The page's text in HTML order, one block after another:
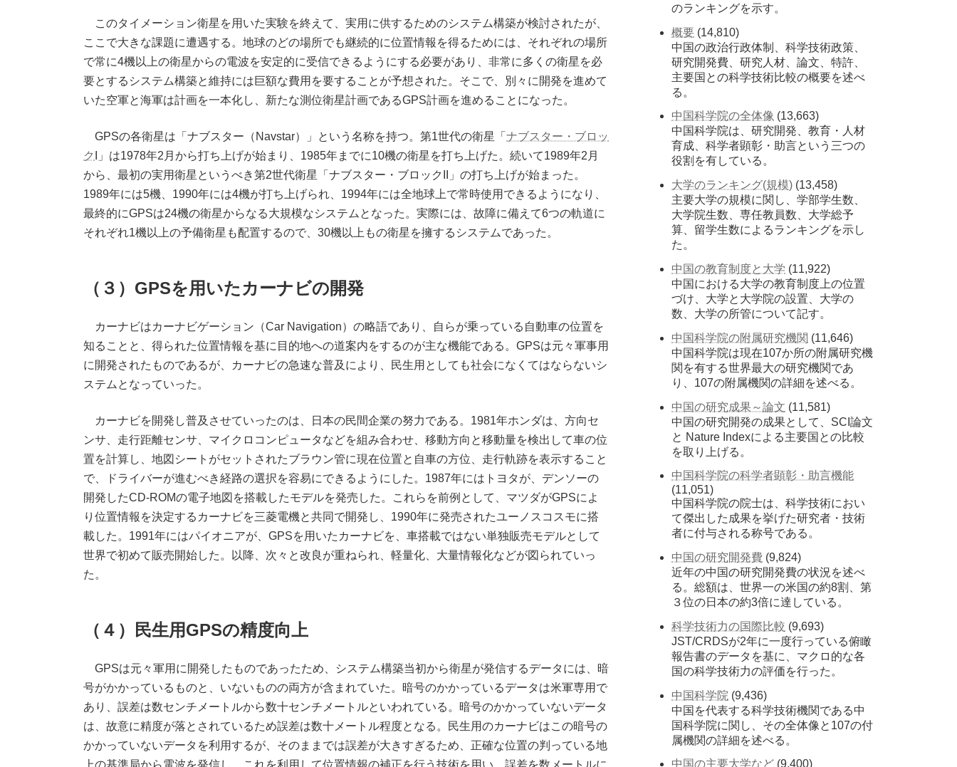
このタイメーション衛星を用いた実験を終えて、実用に供するためのシステム構築が検討されたが、
ここで大きな課題に遭遇する。地球のどの場所でも継続的に位置情報を得るためには、それぞれの場所
で常に4機以上の衛星からの電波を安定的に受信できるようにする必要があり、非常に多くの衛星を必
要とするシステム構築と維持には巨額な費用を要することが予想された。そこで、別々に開発を進めて
いた空軍と海軍は計画を一本化し、新たな測位衛星計画であるGPS計画を進めることになった。
GPSの各衛星は「ナブスター（Navstar）」という名称を持つ。第1世代の衛星「 ナブスター・ブロッ
ク
I」は1978年2月から打ち上げが始まり、1985年までに10機の衛星を打ち上げた。続いて1989年2月
から、最初の実用衛星というべき第2世代衛星「ナブスター・ブロックII」の打ち上げが始まった。
1989年には5機、1990年には4機が打ち上げられ、1994年には全地球上で常時使用できるようになり、
最終的にGPSは24機の衛星からなる大規模なシステムとなった。実際には、故障に備えて6つの軌道に
それぞれ1機以上の予備衛星も配置するので、30機以上もの衛星を擁するシステムであった。
（３）GPSを用いたカーナビの開発
カーナビはカーナビゲーション（Car Navigation）の略語であり、自らが乗っている自動車の位置を
知ることと、得られた位置情報を基に目的地への道案内をするのが主な機能である。GPSは元々軍事用
に開発されたものであるが、カーナビの急速な普及により、民生用としても社会になくてはならないシ
ステムとなっていった。
カーナビを開発し普及させていったのは、日本の民間企業の努力である。1981年ホンダは、方向セ
ンサ、走行距離センサ、マイクロコンピュータなどを組み合わせ、移動方向と移動量を検出して車の位
置を計算し、地図シートがセットされたブラウン管に現在位置と自車の方位、走行軌跡を表示すること
で、ドライバーが進むべき経路の選択を容易にできるようにした。1987年にはトヨタが、デンソーの
開発したCD-ROMの電子地図を搭載したモデルを発売した。これらを前例として、マツダがGPSによ
り位置情報を決定するカーナビを三菱電機と共同で開発し、1990年に発売されたユーノスコスモに搭
載した。1991年にはパイオニアが、GPSを用いたカーナビを、車搭載ではない単独販売モデルとして
世界で初めて販売開始した。以降、次々と改良が重ねられ、軽量化、大量情報化などが図られていっ
た。
（４）民生用GPSの精度向上
GPSは元々軍用に開発したものであったため、システム構築当初から衛星が発信するデータには、暗
号がかかっているものと、いないものの両方が含まれていた。暗号のかかっているデータは米軍専用で
あり、誤差は数センチメートルから数十センチメートルといわれている。暗号のかかっていないデータ
は、故意に精度が落とされているため誤差は数十メートル程度となる。民生用のカーナビはこの暗号の
かかっていないデータを利用するが、そのままでは誤差が大きすぎるため、正確な位置の判っている地
上の基準局から電波を発信し、これを利用して位置情報の補正を行う技術を用い、誤差を数メートルに
のランキングを示す。
概要 (14,810)
中国の政治行政体制、科学技術政策、
研究開発費、研究人材、論文、特許、
主要国との科学技術比較の概要を述べ
る。
中国科学院の全体像 (13,663)
中国科学院は、研究開発、教育・人材
育成、科学者顕彰・助言という三つの
役割を有している。
大学のランキング(規模) (13,458)
主要大学の規模に関し、学部学生数、
大学院生数、専任教員数、大学総予
算、留学生数によるランキングを示し
た。
中国の教育制度と大学 (11,922)
中国における大学の教育制度上の位置
づけ、大学と大学院の設置、大学の
数、大学の所管について記す。
中国科学院の附属研究機関 (11,646)
中国科学院は現在107か所の附属研究機
関を有する世界最大の研究機関であ
り、107の附属機関の詳細を述べる。
中国の研究成果～論文 (11,581)
中国の研究開発の成果として、SCI論文
と Nature Indexによる主要国との比較
を取り上げる。
中国科学院の科学者顕彰・助言機能
(11,051)
中国科学院の院士は、科学技術におい
て傑出した成果を挙げた研究者・技術
者に付与される称号である。
中国の研究開発費 (9,824)
近年の中国の研究開発費の状況を述べ
る。総額は、世界一の米国の約8割、第
３位の日本の約3倍に達している。
科学技術力の国際比較 (9,693)
JST/CRDSが2年に一度行っている俯瞰
報告書のデータを基に、マクロ的な各
国の科学技術力の評価を行った。
中国科学院 (9,436)
中国を代表する科学技術機関である中
国科学院に関し、その全体像と107の付
属機関の詳細を述べる。
中国の主要大学など (9,400)